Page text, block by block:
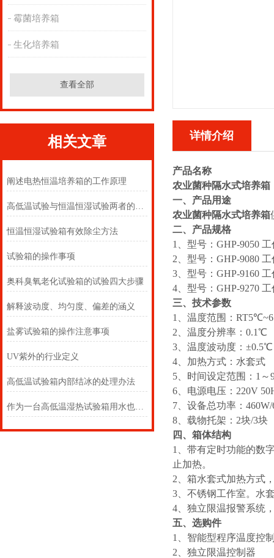
霉菌培养箱
生化培养箱
查看全部
相关文章
阐述电热恒温培养箱的工作原理
高低温试验与恒温恒湿试验两者的区别
恒温恒湿试验箱有效除尘方法
试验箱的操作事项
奥科臭氧老化试验箱的试验四大步骤
解释波动度、均匀度、偏差的涵义
盐雾试验箱的操作注意事项
UV紫外的行业定义
高低温试验箱内部结冰的处理办法
作为一台高低温湿热试验箱用水也是有讲究的
详情介绍
产品名称
农业菌种隔水式培养箱
一、产品用途
农业菌种隔水式培养箱
二、产品规格
1、型号：GHP-9050
2、型号：GHP-9080
3、型号：GHP-9160
4、型号：GHP-9270
三、技术参数
1、温度范围：
2、温度分辨率：0.1℃
3、温度波动度：
4、加热方式：水套式
5、时间设定范围：1～
6、电源电压：220V
7、设备总功率：460W/
8、载物托架：2块/3块
四、箱体结构
1、带有定时功能的数
止加热。
2、箱水套式加热方式
3、不锈钢工作室。水
4、独立限温报警系统
五、选购件
1、智能型程序温度控
2、独立限温控制器